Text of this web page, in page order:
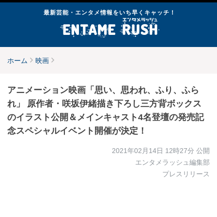
最新芸能・エンタメ情報をいち早くキャッチ！
ホーム 映画
アニメーション映画「思い、思われ、ふり、ふら
れ」 原作者・咲坂伊緒描き下ろし三方背ボックス
のイラスト公開＆メインキャスト4名登壇の発売記
念スペシャルイベント開催が決定！
2021年02月14日 12時27分 公開
エンタメラッシュ編集部
プレスリリース